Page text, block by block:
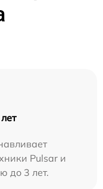
Pulsar и
до 3 лет.